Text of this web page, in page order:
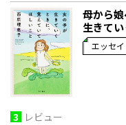
母から
生きて
エッセ
3 レビュー